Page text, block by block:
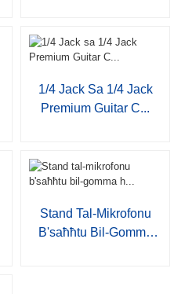
1/4 Jack Sa 1/4 Jack
Premium Guitar C...
Stand Tal-Mikrofonu
B'saħħtu Bil-Gomma